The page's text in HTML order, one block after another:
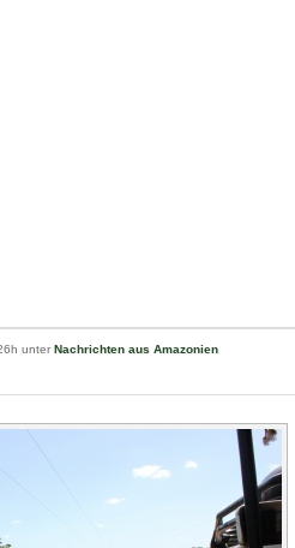
unter Nachrichten aus Amazonien